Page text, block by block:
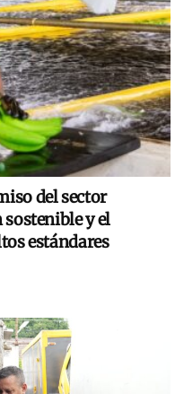
del sector
y el
estándares